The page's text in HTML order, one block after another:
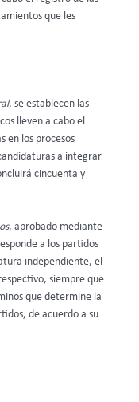
que les
, se establecen las
lleven a cabo el
en los procesos
a integrar
cincuenta y
, aprobado mediante
a los partidos
independiente, el
siempre que
que determine la
de acuerdo a su